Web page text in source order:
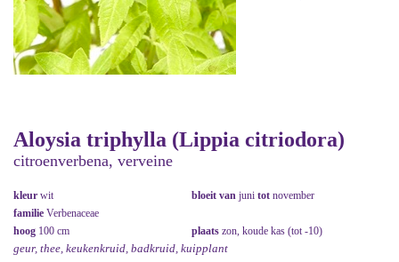
Aloysia triphylla (Lippia citriodora)
citroenverbena, verveine
kleur wit bloeit van juni tot november
familie Verbenaceae
hoog 100 cm plaats zon, koude kas (tot -10)
geur, thee, keukenkruid, badkruid, kuipplant